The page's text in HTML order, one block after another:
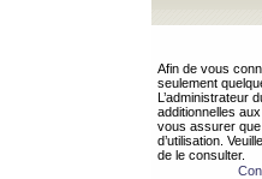
Afin de vous
seulement
L’administrateur
additionnelles
vous assurer
d’utilisation.
de le consulter.